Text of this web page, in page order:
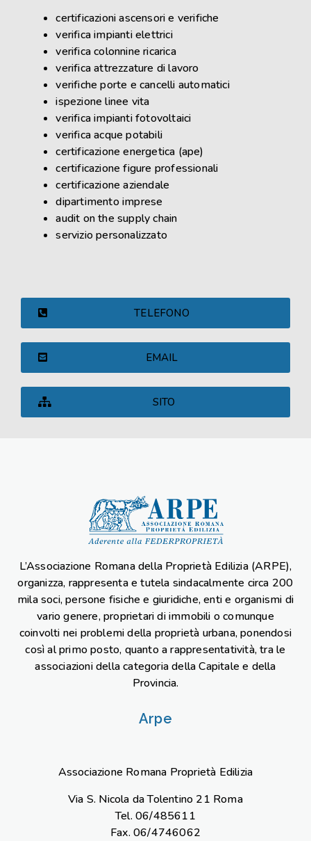
certificazioni ascensori e verifiche
verifica impianti elettrici
verifica colonnine ricarica
verifica attrezzature di lavoro
verifiche porte e cancelli automatici
ispezione linee vita
verifica impianti fotovoltaici
verifica acque potabili
certificazione energetica (ape)
certificazione figure professionali
certificazione aziendale
dipartimento imprese
audit on the supply chain
servizio personalizzato
TELEFONO
EMAIL
SITO
L’Associazione Romana della Proprietà Edilizia (ARPE),
organizza, rappresenta e tutela sindacalmente circa 200
mila soci, persone fisiche e giuridiche, enti e organismi di
vario genere, proprietari di immobili o comunque
coinvolti nei problemi della proprietà urbana, ponendosi
così al primo posto, quanto a rappresentatività, tra le
associazioni della categoria della Capitale e della
Provincia.
Arpe
Associazione Romana Proprietà Edilizia
Via S. Nicola da Tolentino 21 Roma
Tel. 06/485611
Fax. 06/4746062